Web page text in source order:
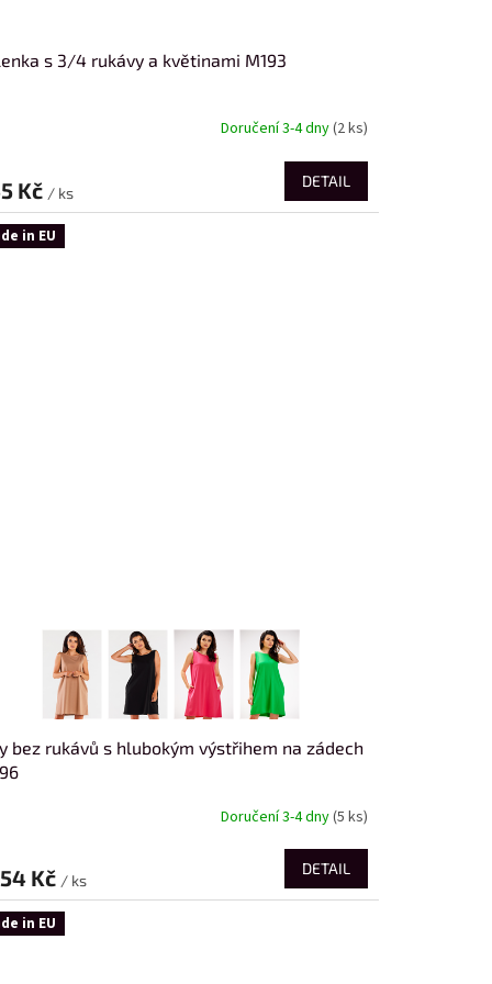
s 3/4 rukávy a květinami M193
Doručení 3-4 dny(2 ks)
Kč / ks
DETAIL
in EU
bez rukávů s hlubokým výstřihem na zádech
Doručení 3-4 dny(5 ks)
Kč / ks
DETAIL
in EU